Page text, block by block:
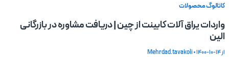
کاتالوگ محصولات
واردات یراق آلات کابینت از چین | دریافت مشاوره در بازرگانی
الین
از Mehrdad.tavakoli•1400-10-14